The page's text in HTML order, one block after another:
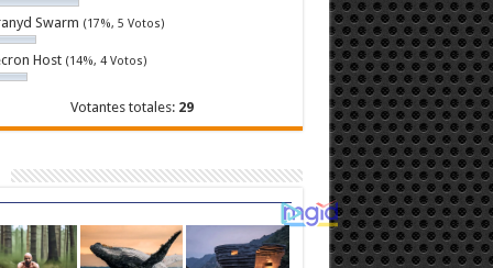
Swarm (17%, 5 Votos)
Host (14%, 4 Votos)
Votantes totales: 29